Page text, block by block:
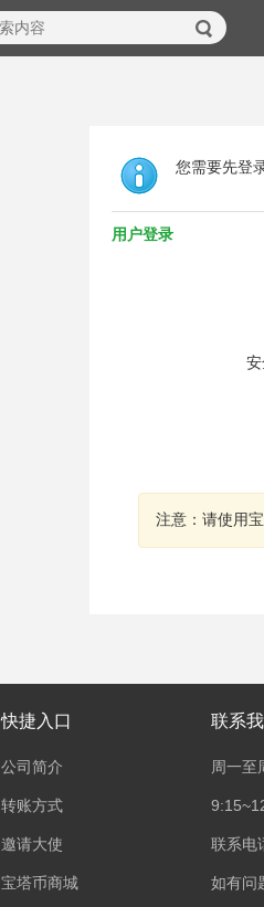
您需要先登
用户登录
注意：请使用
快捷入口
公司简介
转账方式
邀请大使
宝塔币商城
联系
周一至
联系电
如有问